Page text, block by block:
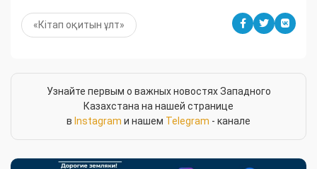
«Кітап оқитын ұлт»
Узнайте первым о важных новостях Западного
Казахстана на нашей странице
в Instagram и нашем Telegram - канале